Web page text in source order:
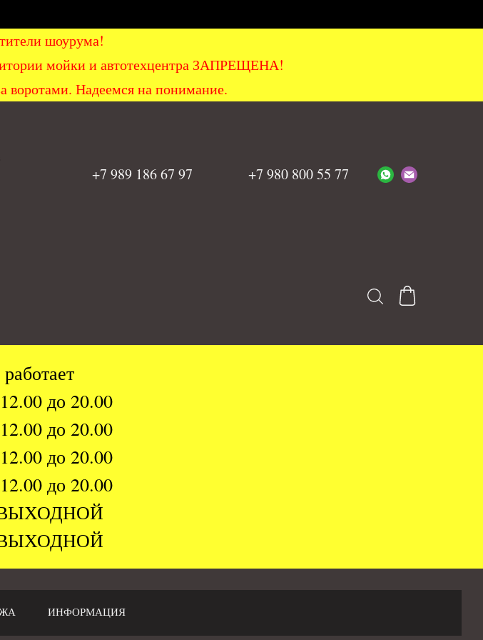
шоурума!
мойки и автотехцентра ЗАПРЕЩЕНА!
воротами. Надеемся на понимание.
+7 980 800 55 77
+7 989 186 67 97
до 20.00
до 20.00
до 20.00
до 20.00
ВЫХОДНОЙ
ВЫХОДНОЙ
ИНФОРМАЦИЯ